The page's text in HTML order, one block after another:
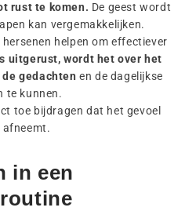
rust te komen. De geest wordt
kan vergemakkelijken.
helpen om effectiever
uitgerust, wordt het over het
gedachten en de dagelijkse
te kunnen.
toe bijdragen dat het gevoel
afneemt.
in een